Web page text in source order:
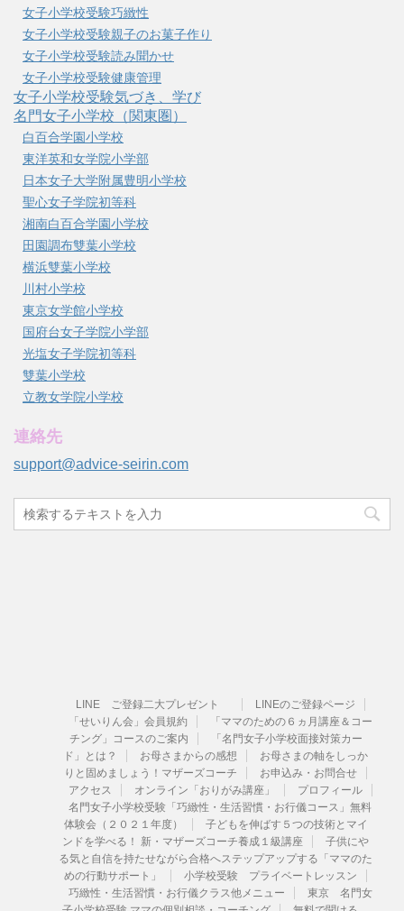
女子小学校受験巧緻性
女子小学校受験親子のお菓子作り
女子小学校受験読み聞かせ
女子小学校受験健康管理
女子小学校受験気づき、学び
名門女子小学校（関東圏）
白百合学園小学校
東洋英和女学院小学部
日本女子大学附属豊明小学校
聖心女子学院初等科
湘南白百合学園小学校
田園調布雙葉小学校
横浜雙葉小学校
川村小学校
東京女学館小学校
国府台女子学院小学部
光塩女子学院初等科
雙葉小学校
立教女学院小学校
連絡先
support@advice-seirin.com
LINE ご登録二大プレゼント
LINEのご登録ページ
「せいりん会」会員規約
「ママのための６ヵ月講座＆コー
チング」コースのご案内
「名門女子小学校面接対策カー
ド」とは？
お母さまからの感想
お母さまの軸をしっか
りと固めましょう！マザーズコーチ
お申込み・お問合せ
アクセス
オンライン「おりがみ講座」
プロフィール
名門女子小学校受験「巧緻性・生活習慣・お行儀コース」無料
体験会（２０２１年度）
子どもを伸ばす５つの技術とマイ
ンドを学べる！ 新・マザーズコーチ養成１級講座
子供にや
る気と自信を持たせながら合格へステップアップする「ママのた
めの行動サポート」
小学校受験 プライベートレッスン
巧緻性・生活習慣・お行儀クラス他メニュー
東京 名門女